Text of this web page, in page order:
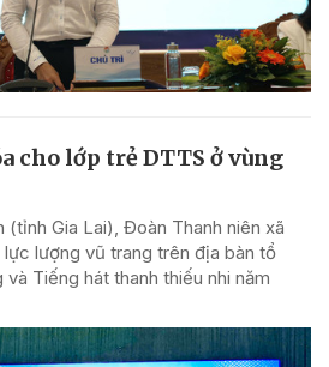
cho lớp trẻ DTTS ở vùng
(tỉnh Gia Lai), Đoàn Thanh niên xã
lượng vũ trang trên địa bàn tổ
Tiếng hát thanh thiếu nhi năm